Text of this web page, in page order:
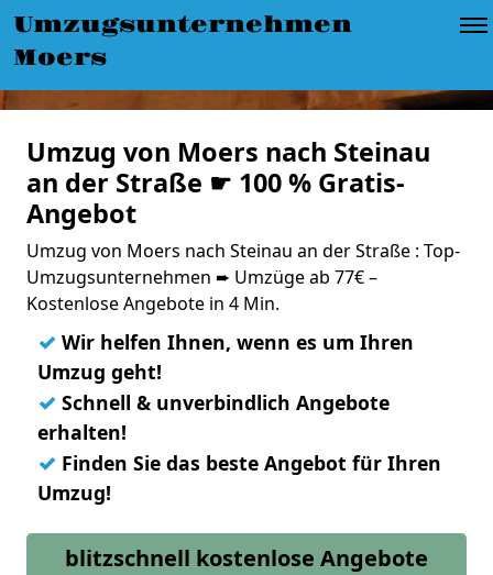
Umzugsunternehmen
Moers
Umzug von Moers nach Steinau
an der Straße ☛ 100 % Gratis-
Angebot
Umzug von Moers nach Steinau an der Straße : Top-
Umzugsunternehmen ➨ Umzüge ab 77€ –
Kostenlose Angebote in 4 Min.
✓ Wir helfen Ihnen, wenn es um Ihren
Umzug geht!
✓ Schnell & unverbindlich Angebote
erhalten!
✓ Finden Sie das beste Angebot für Ihren
Umzug!
blitzschnell kostenlose Angebote